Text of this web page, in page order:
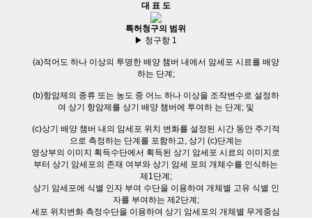
대 표 도
특허청구의 범위
▶ 청구항 1
(a)적어도 하나 이상의 투명한 배양 챔버 내에서 암세포 시료를 배양
하는 단계;
(b)항암제의 종류 또는 농도 중 어느 하나 이상을 조작변수로 설정하
여 상기 항암제를 상기 배양 챔버에 투여하 는 단계; 및
(c)상기 배양 챔버 내의 암세포 위치 변화를 설정된 시간 동안 주기적
으로 측정하는 단계를 포함하고, 상기 (c)단계는
영상부의 이미지 획득수단에서 획득된 상기 암세포 시료의 이미지로
부터 상기 암세포의 존재 여부와 상기 암세 포의 개체수를 인식하는
제1단계;
상기 암세포에 식별 인자 부여 수단을 이용하여 개체별 고유 식별 인
자를 부여하는 제2단계;
세포 위치변화 측정수단을 이용하여 상기 암세포의 개체별 무게중심